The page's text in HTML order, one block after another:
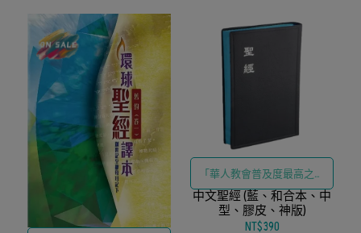
「華人教會普及度最高之和
合本譯文、結合耐用便攜之
膠皮設計」
中文聖經 (藍、和合本、中
型、膠皮、神版)
NT$390